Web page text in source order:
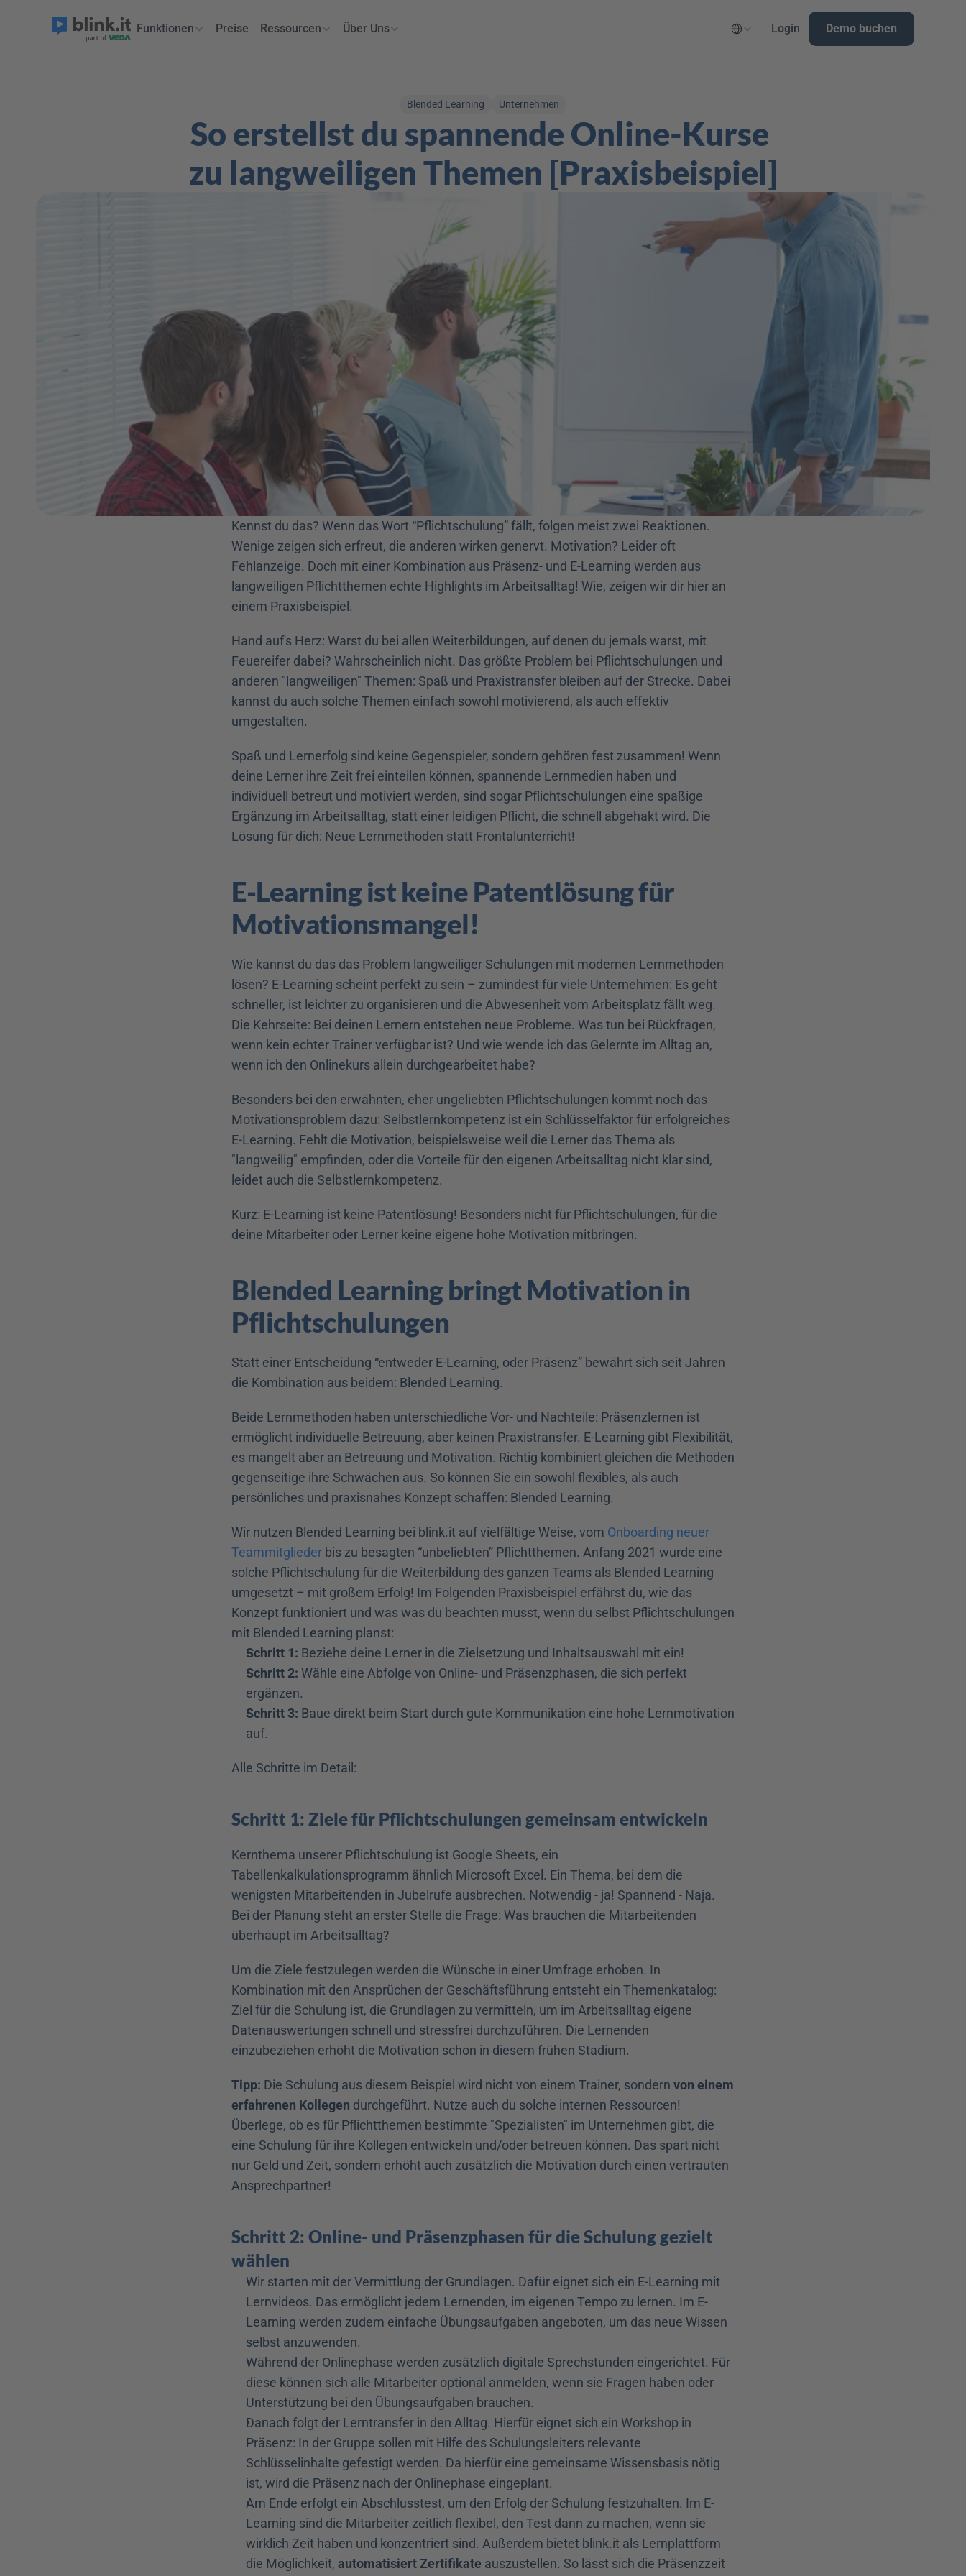
Blended Learning Unternehmen
So erstellst du spannende Online-Kurse
zu langweiligen Themen [Praxisbeispiel]
Kennst du das? Wenn das Wort “Pflichtschulung” fällt, folgen meist zwei Reaktionen.
Wenige zeigen sich erfreut, die anderen wirken genervt. Motivation? Leider oft
Fehlanzeige. Doch mit einer Kombination aus Präsenz- und E-Learning werden aus
langweiligen Pflichtthemen echte Highlights im Arbeitsalltag! Wie, zeigen wir dir hier an
einem Praxisbeispiel.
Hand auf's Herz: Warst du bei allen Weiterbildungen, auf denen du jemals warst, mit
Feuereifer dabei? Wahrscheinlich nicht. Das größte Problem bei Pflichtschulungen und
anderen "langweiligen" Themen: Spaß und Praxistransfer bleiben auf der Strecke. Dabei
kannst du auch solche Themen einfach sowohl motivierend, als auch effektiv
umgestalten.
Spaß und Lernerfolg sind keine Gegenspieler, sondern gehören fest zusammen! Wenn
deine Lerner ihre Zeit frei einteilen können, spannende Lernmedien haben und
individuell betreut und motiviert werden, sind sogar Pflichtschulungen eine spaßige
Ergänzung im Arbeitsalltag, statt einer leidigen Pflicht, die schnell abgehakt wird. Die
Lösung für dich: Neue Lernmethoden statt Frontalunterricht!
E-Learning ist keine Patentlösung für
Motivationsmangel!
Wie kannst du das das Problem langweiliger Schulungen mit modernen Lernmethoden
lösen? E-Learning scheint perfekt zu sein – zumindest für viele Unternehmen: Es geht
schneller, ist leichter zu organisieren und die Abwesenheit vom Arbeitsplatz fällt weg.
Die Kehrseite: Bei deinen Lernern entstehen neue Probleme. Was tun bei Rückfragen,
wenn kein echter Trainer verfügbar ist? Und wie wende ich das Gelernte im Alltag an,
wenn ich den Onlinekurs allein durchgearbeitet habe?
Besonders bei den erwähnten, eher ungeliebten Pflichtschulungen kommt noch das
Motivationsproblem dazu: Selbstlernkompetenz ist ein Schlüsselfaktor für erfolgreiches
E-Learning. Fehlt die Motivation, beispielsweise weil die Lerner das Thema als
"langweilig" empfinden, oder die Vorteile für den eigenen Arbeitsalltag nicht klar sind,
leidet auch die Selbstlernkompetenz.
Kurz: E-Learning ist keine Patentlösung! Besonders nicht für Pflichtschulungen, für die
deine Mitarbeiter oder Lerner keine eigene hohe Motivation mitbringen.
Blended Learning bringt Motivation in
Pflichtschulungen
Statt einer Entscheidung “entweder E-Learning, oder Präsenz” bewährt sich seit Jahren
die Kombination aus beidem: Blended Learning.
Beide Lernmethoden haben unterschiedliche Vor- und Nachteile: Präsenzlernen ist
ermöglicht individuelle Betreuung, aber keinen Praxistransfer. E-Learning gibt Flexibilität,
es mangelt aber an Betreuung und Motivation. Richtig kombiniert gleichen die Methoden
gegenseitige ihre Schwächen aus. So können Sie ein sowohl flexibles, als auch
persönliches und praxisnahes Konzept schaffen: Blended Learning.
Wir nutzen Blended Learning bei blink.it auf vielfältige Weise, vom Onboarding neuer
Teammitglieder bis zu besagten “unbeliebten” Pflichtthemen. Anfang 2021 wurde eine
solche Pflichtschulung für die Weiterbildung des ganzen Teams als Blended Learning
umgesetzt – mit großem Erfolg! Im Folgenden Praxisbeispiel erfährst du, wie das
Konzept funktioniert und was was du beachten musst, wenn du selbst Pflichtschulungen
mit Blended Learning planst:
Schritt 1: Beziehe deine Lerner in die Zielsetzung und Inhaltsauswahl mit ein!
Schritt 2: Wähle eine Abfolge von Online- und Präsenzphasen, die sich perfekt
ergänzen.
Schritt 3: Baue direkt beim Start durch gute Kommunikation eine hohe Lernmotivation
auf.
Alle Schritte im Detail:
Schritt 1: Ziele für Pflichtschulungen gemeinsam entwickeln
Kernthema unserer Pflichtschulung ist Google Sheets, ein
Tabellenkalkulationsprogramm ähnlich Microsoft Excel. Ein Thema, bei dem die
wenigsten Mitarbeitenden in Jubelrufe ausbrechen. Notwendig - ja! Spannend - Naja.
Bei der Planung steht an erster Stelle die Frage: Was brauchen die Mitarbeitenden
überhaupt im Arbeitsalltag?
Um die Ziele festzulegen werden die Wünsche in einer Umfrage erhoben. In
Kombination mit den Ansprüchen der Geschäftsführung entsteht ein Themenkatalog:
Ziel für die Schulung ist, die Grundlagen zu vermitteln, um im Arbeitsalltag eigene
Datenauswertungen schnell und stressfrei durchzuführen. Die Lernenden
einzubeziehen erhöht die Motivation schon in diesem frühen Stadium.
Tipp: Die Schulung aus diesem Beispiel wird nicht von einem Trainer, sondern von einem
erfahrenen Kollegen durchgeführt. Nutze auch du solche internen Ressourcen!
Überlege, ob es für Pflichtthemen bestimmte "Spezialisten" im Unternehmen gibt, die
eine Schulung für ihre Kollegen entwickeln und/oder betreuen können. Das spart nicht
nur Geld und Zeit, sondern erhöht auch zusätzlich die Motivation durch einen vertrauten
Ansprechpartner!
Schritt 2: Online- und Präsenzphasen für die Schulung gezielt
wählen
Wir starten mit der Vermittlung der Grundlagen. Dafür eignet sich ein E-Learning mit
Lernvideos. Das ermöglicht jedem Lernenden, im eigenen Tempo zu lernen. Im E-
Learning werden zudem einfache Übungsaufgaben angeboten, um das neue Wissen
selbst anzuwenden.
Während der Onlinephase werden zusätzlich digitale Sprechstunden eingerichtet. Für
diese können sich alle Mitarbeiter optional anmelden, wenn sie Fragen haben oder
Unterstützung bei den Übungsaufgaben brauchen.
Danach folgt der Lerntransfer in den Alltag. Hierfür eignet sich ein Workshop in
Präsenz: In der Gruppe sollen mit Hilfe des Schulungsleiters relevante
Schlüsselinhalte gefestigt werden. Da hierfür eine gemeinsame Wissensbasis nötig
ist, wird die Präsenz nach der Onlinephase eingeplant.
Am Ende erfolgt ein Abschlusstest, um den Erfolg der Schulung festzuhalten. Im E-
Learning sind die Mitarbeiter zeitlich flexibel, den Test dann zu machen, wenn sie
wirklich Zeit haben und konzentriert sind. Außerdem bietet blink.it als Lernplattform
die Möglichkeit, automatisiert Zertifikate auszustellen. So lässt sich die Präsenzzeit
Funktionen Preise Ressourcen Über Uns Login Demo buchen